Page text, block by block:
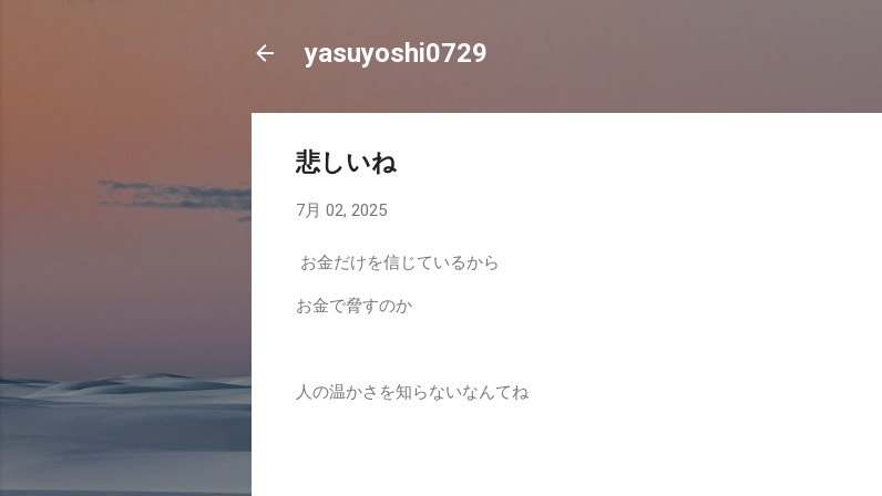
yasuyoshi0729
悲しいね
7月 02, 2025
お金だけを信じているから
お金で脅すのか
人の温かさを知らないなんてね